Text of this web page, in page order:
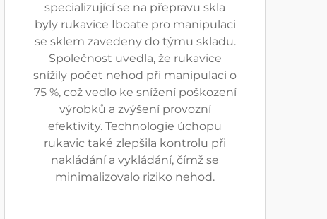
specializující se na přepravu skla
byly rukavice Iboate pro manipulaci
se sklem zavedeny do týmu skladu.
Společnost uvedla, že rukavice
snížily počet nehod při manipulaci o
75 %, což vedlo ke snížení poškození
výrobků a zvýšení provozní
efektivity. Technologie úchopu
rukavic také zlepšila kontrolu při
nakládání a vykládání, čímž se
minimalizovalo riziko nehod.